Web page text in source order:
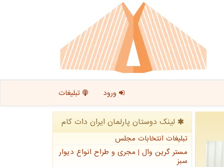
ورود تبلیغات
لینک دوستان پارلمان ایران دات كام
تبلیغات انتخابات مجلس
مستر گرین وال | مجری و طراح انواع دیوار
سبز